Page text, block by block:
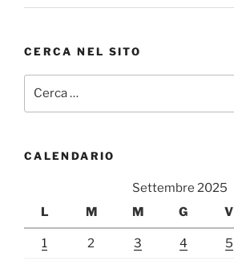
CERCA NEL SITO
CALENDARIO
Settembre 2025
L
M M G V
1 2 3 4 5